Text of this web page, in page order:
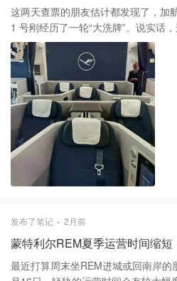
已经超过了儿童福利或家庭服务的预算。 ⚠️ 专家警告：不能
球”了 Jake Fuss 表示，无论哪一级政府，现在的支出增长速度都远
超收入。政府一直通过赤字续命，这
支未来。 这些本该用于 K-12（从幼儿园到高中）基础教育、养老金
和基建的钱，现在只能白白送给债主。 面对这份不断攀升的“利息账
单”，作为纳税人的你怎么看？评论区
这两天查票的朋友估计都发现了，加
1 号刚经历了一轮“大洗牌”。说实话
国党和旅游达人来说确实不太友好，
伙伴航司商务舱，现在不少都直接涨到了
调整细节的话，北美到太平洋航区（
变动最明显。 1️⃣ 比如 7501 到 11000 英里这一档，伙伴航司的商
务舱兑换直接从 8.75 万分涨到了
大西洋航区也没能幸免，4001 到
到了 7.5 万分。不过好在 4000 英里
也算是给经常在北美境内或者去墨西哥
在的策略其实很明确，就是“分管分
虽然涨了，但胜在价格透明且没有油
航空这些“特选伙伴”，它们的价格是
线反而能捡到漏。 最后想提醒大家的是，分攒在手里永远是贬值
的，趁着现在贬值潮刚过，有刚需的
死。千万别盲目囤分，毕竟规则是人
好现有的积分池，把每一分都花在刀
发布了笔记 2月前
最近打算周末坐REM进城或回南岸